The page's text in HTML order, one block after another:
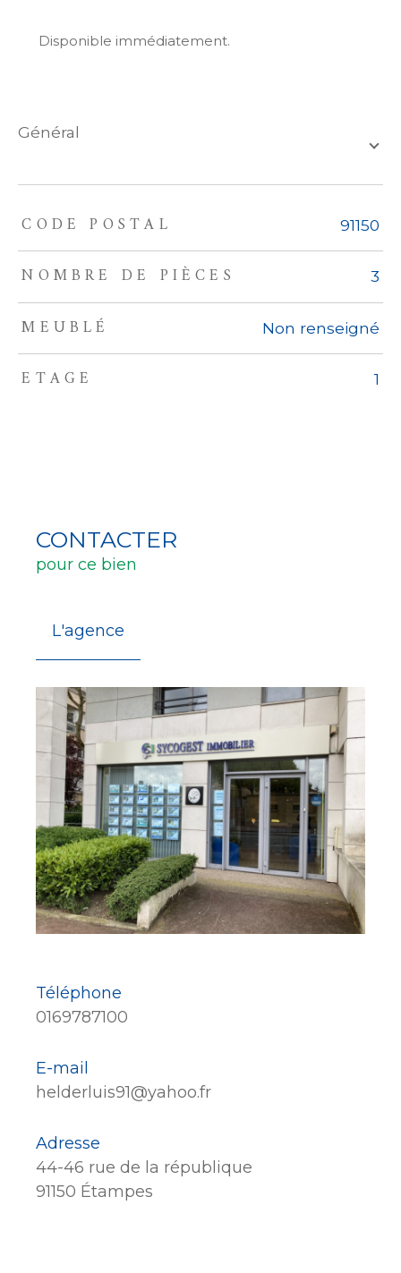
Disponible immédiatement.
général
TRAD_ZEPHYR_Caracteristique TRAD_ZEPHYR_Valeurs
CODE POSTAL 91150
NOMBRE DE PIÈCES 3
MEUBLÉ Non renseigné
ETAGE 1
CONTACTER
pour ce bien
L'agence
Téléphone
0169787100
E-mail
helderluis91@yahoo.fr
Adresse
44-46 rue de la république
91150 Étampes